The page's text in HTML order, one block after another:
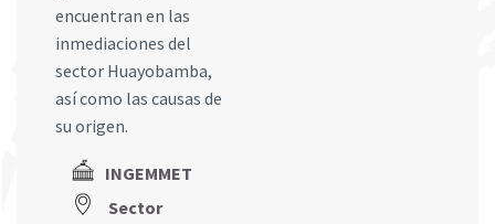
encuentran en las
inmediaciones del
sector Huayobamba,
así como las causas de
su origen.
INGEMMET
Sector